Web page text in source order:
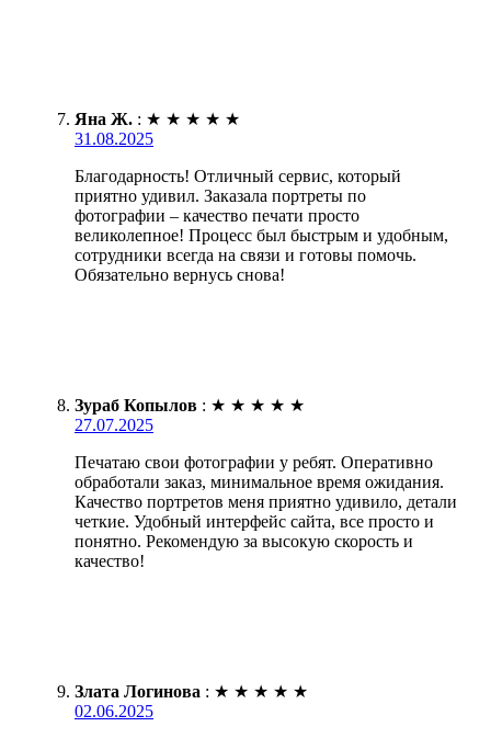
Яна Ж. : ★ ★ ★ ★ ★
31.08.2025
Благодарность! Отличный сервис, который
приятно удивил. Заказала портреты по
фотографии – качество печати просто
великолепное! Процесс был быстрым и удобным,
сотрудники всегда на связи и готовы помочь.
Обязательно вернусь снова!
Зураб Копылов : ★ ★ ★ ★ ★
27.07.2025
Печатаю свои фотографии у ребят. Оперативно
обработали заказ, минимальное время ожидания.
Качество портретов меня приятно удивило, детали
четкие. Удобный интерфейс сайта, все просто и
понятно. Рекомендую за высокую скорость и
качество!
Злата Логинова : ★ ★ ★ ★ ★
02.06.2025